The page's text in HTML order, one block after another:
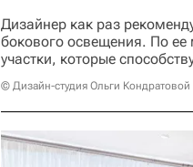
Дизайнер как раз
бокового освещения. По
участки, которые
© Дизайн-студия Ольги Кондратовой